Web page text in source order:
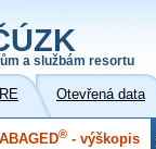
a službám resortu
Otevřená data
® - výškopis